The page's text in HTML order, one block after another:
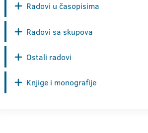
Radovi u časopisima
Radovi sa skupova
Ostali radovi
Knjige i monografije